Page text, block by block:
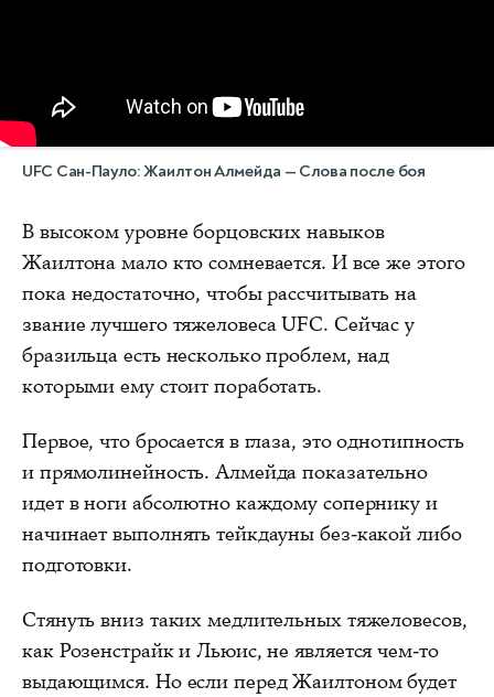
UFC Сан-Пауло: Жаилтон Алмейда — Слова после боя
В высоком уровне борцовских навыков
Жаилтона мало кто сомневается. И все же этого
пока недостаточно, чтобы рассчитывать на
звание лучшего тяжеловеса UFC. Сейчас у
бразильца есть несколько проблем, над
которыми ему стоит поработать.
Первое, что бросается в глаза, это однотипность
и прямолинейность. Алмейда показательно
идет в ноги абсолютно каждому сопернику и
начинает выполнять тейкдауны без-какой либо
подготовки.
Стянуть вниз таких медлительных тяжеловесов,
как Розенстрайк и Льюис, не является чем-то
выдающимся. Но если перед Жаилтоном будет